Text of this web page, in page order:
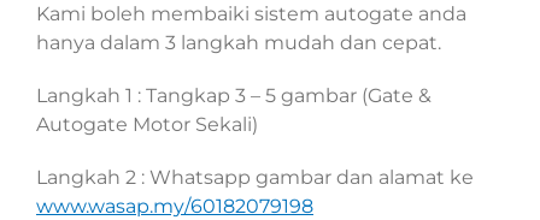
Kami boleh membaiki sistem autogate anda
hanya dalam 3 langkah mudah dan cepat.
Langkah 1 : Tangkap 3 – 5 gambar (Gate &
Autogate Motor Sekali)
Langkah 2 : Whatsapp gambar dan alamat ke
www.wasap.my/60182079198